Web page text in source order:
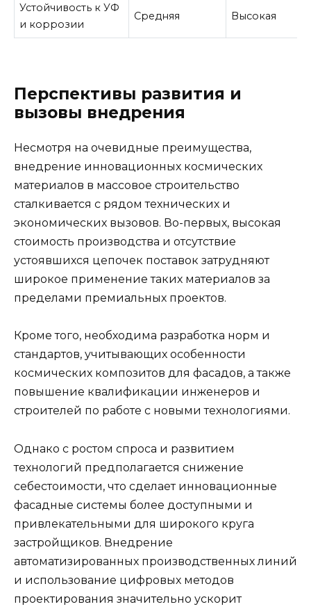
Устойчивость к УФ
и коррозии
Средняя Высокая
Перспективы развития и
вызовы внедрения
Несмотря на очевидные преимущества,
внедрение инновационных космических
материалов в массовое строительство
сталкивается с рядом технических и
экономических вызовов. Во-первых, высокая
стоимость производства и отсутствие
устоявшихся цепочек поставок затрудняют
широкое применение таких материалов за
пределами премиальных проектов.
Кроме того, необходима разработка норм и
стандартов, учитывающих особенности
космических композитов для фасадов, а также
повышение квалификации инженеров и
строителей по работе с новыми технологиями.
Однако с ростом спроса и развитием
технологий предполагается снижение
себестоимости, что сделает инновационные
фасадные системы более доступными и
привлекательными для широкого круга
застройщиков. Внедрение
автоматизированных производственных линий
и использование цифровых методов
проектирования значительно ускорит